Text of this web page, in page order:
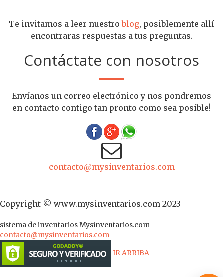
Te invitamos a leer nuestroblog, posiblemente allí
encontraras respuestas a tus preguntas.
Contáctate con nosotros
Envíanos un correo electrónico y nos pondremos
en contacto contigo tan pronto como sea posible!
contacto@mysinventarios.com
Copyright © www.mysinventarios.com 2023
sistema de inventariosMysinventarios.com
contacto@mysinventarios.com
IR ARRIBA